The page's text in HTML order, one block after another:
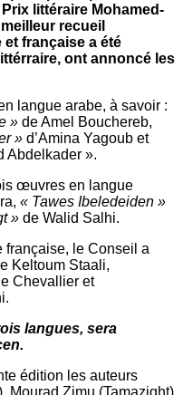
littéraire Mohamed-
recueil
et française a été
ont annoncé les
langue arabe, à savoir :
» de Amel Bouchereb,
» d’Amina Yagoub et
Abdelkader ».
œuvres en langue
« Tawes Ibeledeiden »
» de Walid Salhi.
le Conseil a
Keltoum Staali,
Chevallier et
langues, sera
édition les auteurs
Mourad Zimu (Tamazight)